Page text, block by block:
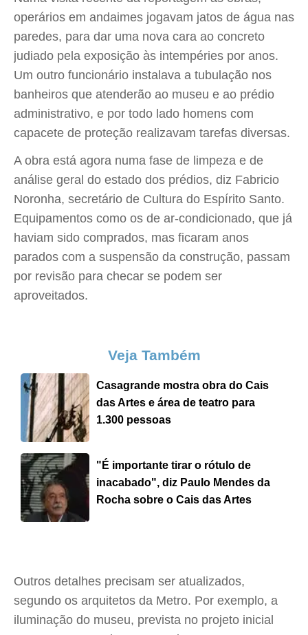
operários em andaimes jogavam jatos de água nas
paredes, para dar uma nova cara ao concreto
judiado pela exposição às intempéries por anos.
Um outro funcionário instalava a tubulação nos
banheiros que atenderão ao museu e ao prédio
administrativo, e por todo lado homens com
capacete de proteção realizavam tarefas diversas.
A obra está agora numa fase de limpeza e de
análise geral do estado dos prédios, diz Fabricio
Noronha, secretário de Cultura do Espírito Santo.
Equipamentos como os de ar-condicionado, que já
haviam sido comprados, mas ficaram anos
parados com a suspensão da construção, passam
por revisão para checar se podem ser
aproveitados.
Veja Também
Casagrande mostra obra do Cais
das Artes e área de teatro para
1.300 pessoas
"É importante tirar o rótulo de
inacabado", diz Paulo Mendes da
Rocha sobre o Cais das Artes
Outros detalhes precisam ser atualizados,
segundo os arquitetos da Metro. Por exemplo, a
iluminação do museu, prevista no projeto inicial